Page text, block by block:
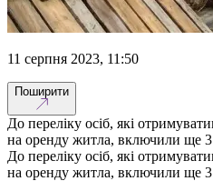
11 серпня 2023, 11:50
Поширити
До переліку осіб, які
на оренду житла, включили ще
До переліку осіб, які
на оренду житла, включили ще